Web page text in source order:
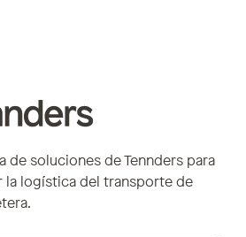
de soluciones de Tennders para
la logística del transporte de